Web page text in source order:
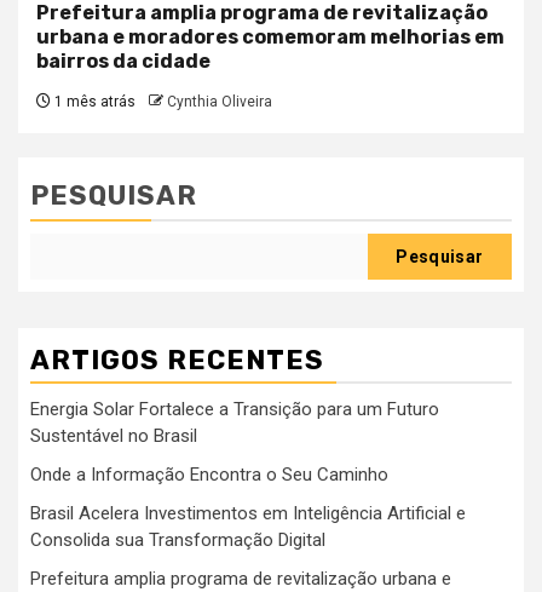
Prefeitura amplia programa de revitalização
urbana e moradores comemoram melhorias em
bairros da cidade
1 mês atrás Cynthia Oliveira
PESQUISAR
Pesquisar
ARTIGOS RECENTES
Energia Solar Fortalece a Transição para um Futuro
Sustentável no Brasil
Onde a Informação Encontra o Seu Caminho
Brasil Acelera Investimentos em Inteligência Artificial e
Consolida sua Transformação Digital
Prefeitura amplia programa de revitalização urbana e